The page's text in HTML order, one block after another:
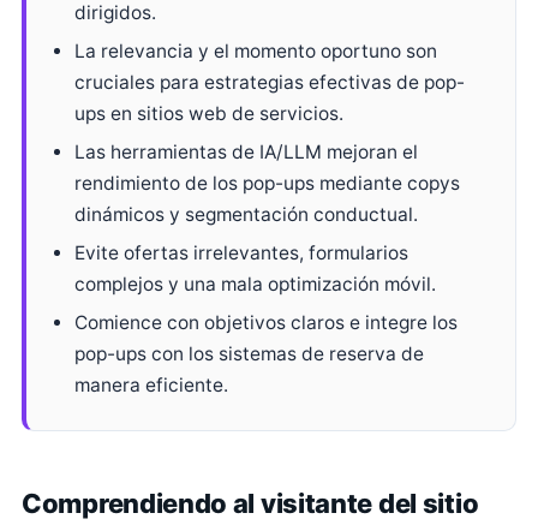
dirigidos.
La relevancia y el momento oportuno son
cruciales para estrategias efectivas de pop-
ups en sitios web de servicios.
Las herramientas de IA/LLM mejoran el
rendimiento de los pop-ups mediante copys
dinámicos y segmentación conductual.
Evite ofertas irrelevantes, formularios
complejos y una mala optimización móvil.
Comience con objetivos claros e integre los
pop-ups con los sistemas de reserva de
manera eficiente.
Comprendiendo al visitante del sitio